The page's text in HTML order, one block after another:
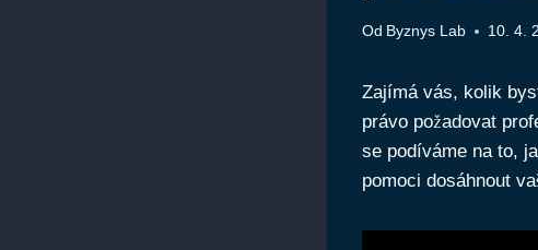
Od Byznys Lab 10. 4.
Zajímá vás, kolik
právo požadovat
se podíváme na to,
pomoci dosáhnout